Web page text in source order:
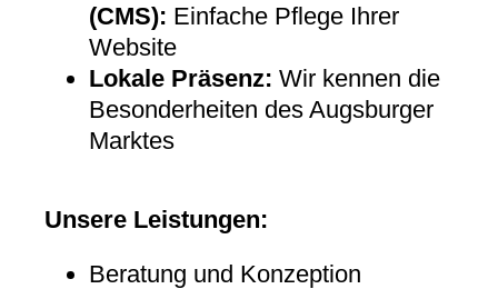
(CMS): Einfache Pflege Ihrer
Website
Lokale Präsenz: Wir kennen die
Besonderheiten des Augsburger
Marktes
Unsere Leistungen:
Beratung und Konzeption